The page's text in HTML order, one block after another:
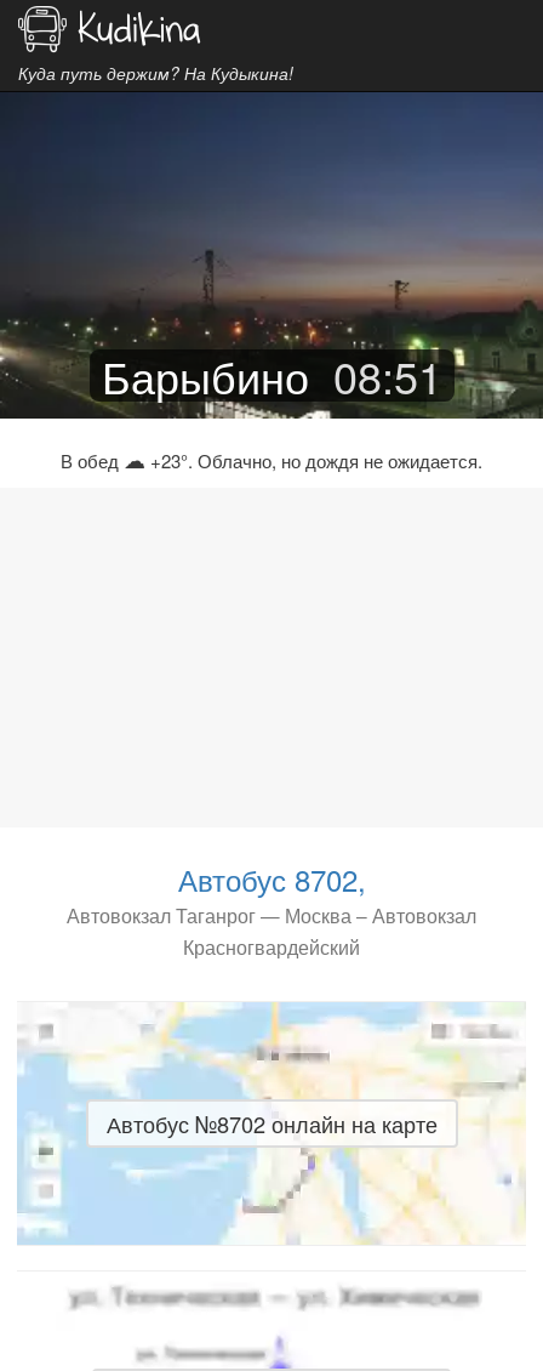
Куда путь держим? На Кудыкина!
Барыбино 08:51
В обед ☁ +23°. Облачно, но дождя не ожидается.
Автобус 8702,
Автовокзал Таганрог — Москва – Автовокзал
Красногвардейский
Автобус №8702 онлайн на карте